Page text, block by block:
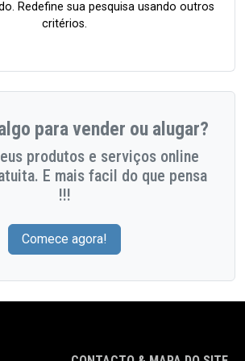
Redefine sua pesquisa usando outros
critérios.
para vender ou alugar?
produtos e serviços online
E mais facil do que pensa
!!!
Comece agora!